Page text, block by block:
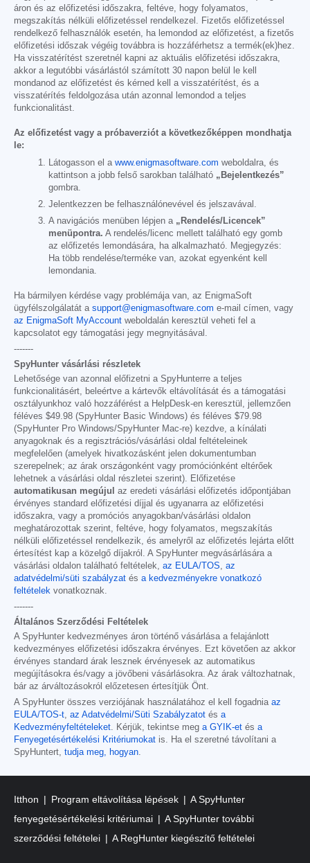
áron és az előfizetési időszakra, feltéve, hogy folyamatos,
megszakítás nélküli előfizetéssel rendelkezel. Fizetős előfizetéssel
rendelkező felhasználók esetén, ha lemondod az előfizetést, a fizetős
előfizetési időszak végéig továbbra is hozzáférhetsz a termék(ek)hez.
Ha visszatérítést szeretnél kapni az aktuális előfizetési időszakra,
akkor a legutóbbi vásárlástól számított 30 napon belül le kell
mondanod az előfizetést és kérned kell a visszatérítést, és a
visszatérítés feldolgozása után azonnal lemondod a teljes
funkcionalitást.
Az előfizetést vagy a próbaverziót a következőképpen mondhatja
le:
Látogasson el a www.enigmasoftware.com weboldalra, és
kattintson a jobb felső sarokban található „Bejelentkezés”
gombra.
Jelentkezzen be felhasználónevével és jelszavával.
A navigációs menüben lépjen a „Rendelés/Licencek”
menüpontra. A rendelés/licenc mellett található egy gomb
az előfizetés lemondására, ha alkalmazható. Megjegyzés:
Ha több rendelése/terméke van, azokat egyenként kell
lemondania.
Ha bármilyen kérdése vagy problémája van, az EnigmaSoft
ügyfélszolgálatát a support@enigmasoftware.com e-mail címen, vagy
az EnigmaSoft MyAccount weboldalán keresztül veheti fel a
kapcsolatot egy támogatási jegy megnyitásával.
-------
SpyHunter vásárlási részletek
Lehetősége van azonnal előfizetni a SpyHunterre a teljes
funkcionalitásért, beleértve a kártevők eltávolítását és a támogatási
osztályunkhoz való hozzáférést a HelpDesk-en keresztül, jellemzően
féléves $49.98 (SpyHunter Basic Windows) és féléves $79.98
(SpyHunter Pro Windows/SpyHunter Mac-re) kezdve, a kínálati
anyagoknak és a regisztrációs/vásárlási oldal feltételeinek
megfelelően (amelyek hivatkozásként jelen dokumentumban
szerepelnek; az árak országonként vagy promóciónként eltérőek
lehetnek a vásárlási oldal részletei szerint). Előfizetése
automatikusan megújul
az eredeti vásárlási előfizetés időpontjában
érvényes standard előfizetési díjjal és ugyanarra az előfizetési
időszakra, vagy a promóciós anyagokban/vásárlási oldalon
meghatározottak szerint, feltéve, hogy folyamatos, megszakítás
nélküli előfizetéssel rendelkezik, és amelyről az előfizetés lejárta előtt
értesítést kap a közelgő díjakról. A SpyHunter megvásárlására a
vásárlási oldalon található feltételek, az EULA/TOS, az
adatvédelmi/süti szabályzat és a kedvezményekre vonatkozó
feltételek vonatkoznak.
-------
Általános Szerződési Feltételek
A SpyHunter kedvezményes áron történő vásárlása a felajánlott
kedvezményes előfizetési időszakra érvényes. Ezt követően az akkor
érvényes standard árak lesznek érvényesek az automatikus
megújításokra és/vagy a jövőbeni vásárlásokra. Az árak változhatnak,
bár az árváltozásokról előzetesen értesítjük Önt.
A SpyHunter összes verziójának használatához el kell fogadnia az
EULA/TOS-t, az Adatvédelmi/Süti Szabályzatot és a
Kedvezményfeltételeket. Kérjük, tekintse meg a GYIK-et és a
Fenyegetésértékelési Kritériumokat is. Ha el szeretné távolítani a
SpyHuntert, tudja meg, hogyan.
Itthon Program eltávolítása lépések
A SpyHunter
fenyegetésértékelési kritériumai
A SpyHunter további
szerződési feltételei
A RegHunter kiegészítő feltételei